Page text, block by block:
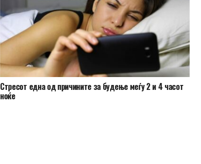
Стресот една од причините за будење меѓу 2 и 4 часот
ноќе